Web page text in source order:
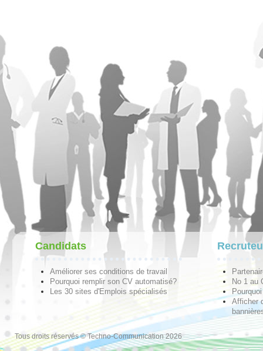
Candidats
Améliorer ses conditions de travail
Pourquoi remplir son CV automatisé?
Les 30 sites d'Emplois spécialisés
No 1 au
Afficher
Tous droits réservés © Techno-Communication 2026